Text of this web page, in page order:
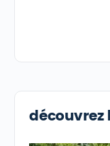
découvrez